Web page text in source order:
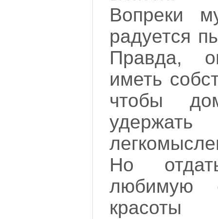
Вопреки
радуется
Правда,
иметь
чтобы
Но
любимую
красоты